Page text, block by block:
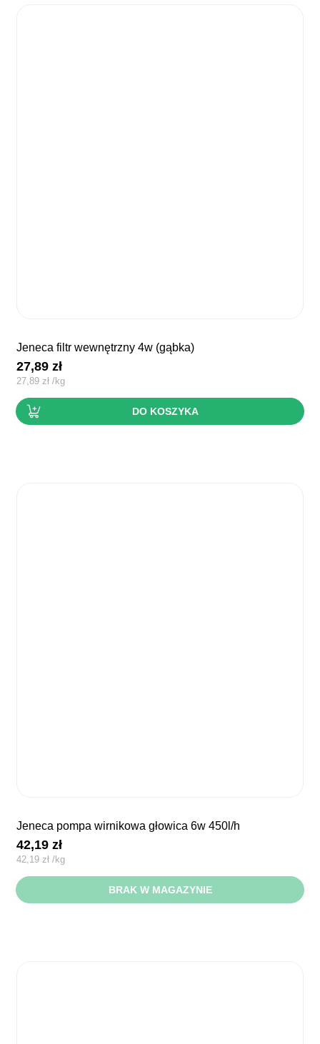
jeneca filtr wewnętrzny 4w (gąbka)
27,89zł
27,89 zł /kg
DO KOSZYKA
jeneca pompa wirnikowa głowica 6w 450l/h
42,19zł
42,19zł /kg
BRAK W MAGAZYNIE